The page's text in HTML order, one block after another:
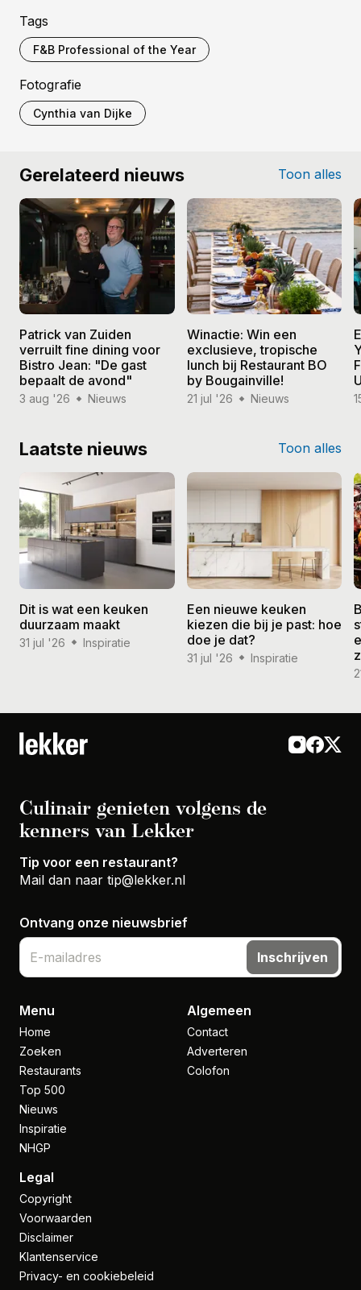
Tags
F&B Professional of the Year
Fotografie
Cynthia van Dijke
Gerelateerd nieuws Toon alles
Patrick van Zuiden
verruilt fine dining voor
Bistro Jean: "De gast
bepaalt de avond"
3 aug '26 Nieuws
Winactie: Win een
exclusieve, tropische
lunch bij Restaurant BO
by Bougainville!
21 jul '26 Nieuws
Laatste nieuws Toon alles
Dit is wat een keuken
duurzaam maakt
31 jul '26 Inspiratie
Een nieuwe keuken
kiezen die bij je past: hoe
doe je dat?
31 jul '26 Inspiratie
Culinair genieten volgens de
kenners van Lekker
Tip voor een restaurant?
Mail dan naar tip@lekker.nl
Ontvang onze nieuwsbrief
Inschrijven
Menu
Home
Zoeken
Restaurants
Top 500
Nieuws
Inspiratie
NHGP
Algemeen
Contact
Adverteren
Colofon
Legal
Copyright
Voorwaarden
Disclaimer
Klantenservice
Privacy- en cookiebeleid